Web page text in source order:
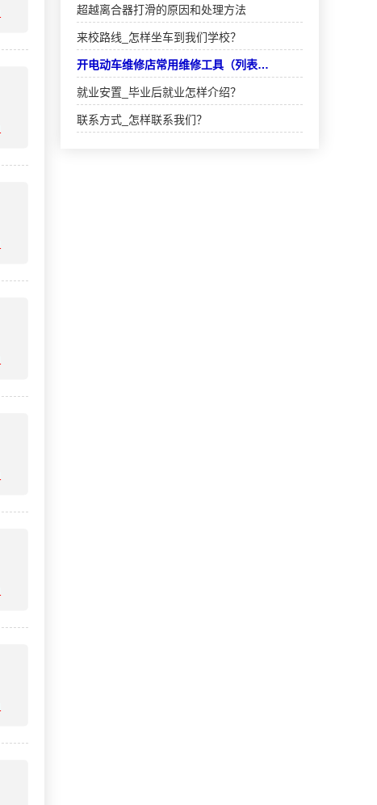
超越离合器打滑的原因和处理方法
来校路线_怎样坐车到我们学校？
开电动车维修店常用维修工具（列表…
就业安置_毕业后就业怎样介绍？
联系方式_怎样联系我们？